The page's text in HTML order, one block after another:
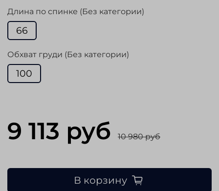
Длина по спинке (Без категории)
66
Обхват груди (Без категории)
100
9 113 руб 10 980 руб
В корзину